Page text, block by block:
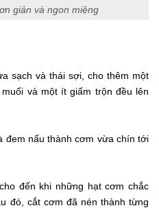
giản và ngon miệng
sạch và thái sợi, cho thêm một
và một ít giấm trộn đều lên
đem nấu thành cơm vừa chín tới
đến khi những hạt cơm chắc
đó, cắt cơm đã nén thành từng